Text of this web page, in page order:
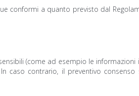
conformi a quanto previsto dal
(come ad esempio le informazioni
caso contrario, il preventivo